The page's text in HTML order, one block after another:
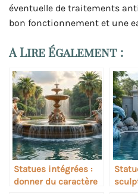
éventuelle de traitements
bon fonctionnement et une
A Lire Également :
Statues intégrées :
donner du caractère